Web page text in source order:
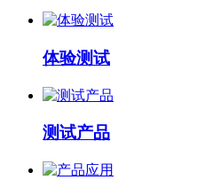
体验测试
测试产品